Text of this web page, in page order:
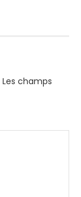
Les champs